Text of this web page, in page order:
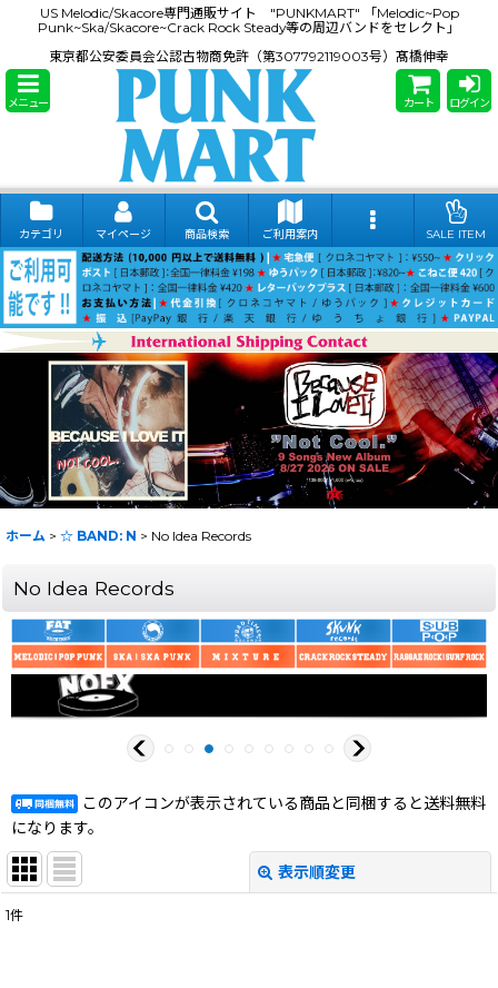
US Melodic/Skacore専門通販サイト "PUNKMART" 「Melodic~Pop
Punk~Ska/Skacore~Crack Rock Steady等の周辺バンドをセレクト」
東京都公安委員会公認古物商免許（第307792119003号）髙橋伸幸
メニュー カート ログイン
カテゴリ マイページ 商品検索 ご利用案内 SALE ITEM
ホーム > ☆ BAND: N > No Idea Records
No Idea Records
このアイコンが表示されている商品と同梱すると送料無料
になります。
表示順変更
1件